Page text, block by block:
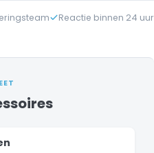
Reactie binnen 24 uur